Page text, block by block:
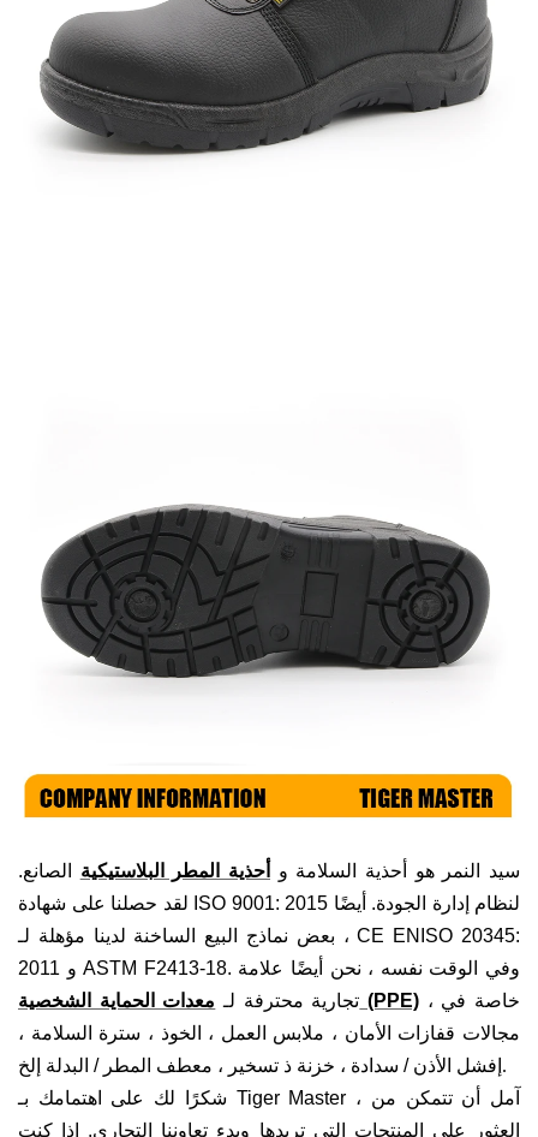
سيد النمر هو أحذية السلامة و أحذية المطر البلاستيكية
الصانع.
لقد حصلنا على شهادة ISO 9001: 2015 لنظام إدارة الجودة. أيضًا
، بعض نماذج البيع الساخنة لدينا مؤهلة لـ CE ENISO 20345:
2011 و ASTM F2413-18. وفي الوقت نفسه ، نحن أيضًا علامة
تجارية محترفة لـ معدات الحماية الشخصية (PPE) ، خاصة في
مجالات قفازات الأمان ، ملابس العمل ، الخوذ ، سترة السلامة ،
إفشل الأذن / سدادة ، خزنة ذ تسخير ، معطف المطر / البدلة إلخ
.
شكرًا لك على اهتمامك بـ Tiger Master ، آمل أن تتمكن من
العثور على المنتجات التي تريدها وبدء تعاوننا التجاري. إذا كنت